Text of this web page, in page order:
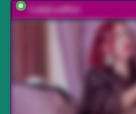
LadyLeather